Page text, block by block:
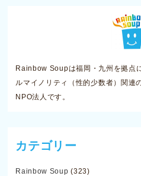
Rainbow Soupは福岡・九州を拠点
ルマイノリティ（性的少数者）関連
NPO法人です。
カテゴリー
Rainbow Soup (323)